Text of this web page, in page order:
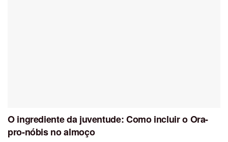
O ingrediente da juventude: Como incluir o Ora-
pro-nóbis no almoço